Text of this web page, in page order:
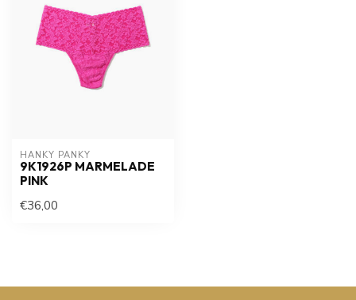
HANKY PANKY
9K1926P MARMELADE
PINK
€36,00